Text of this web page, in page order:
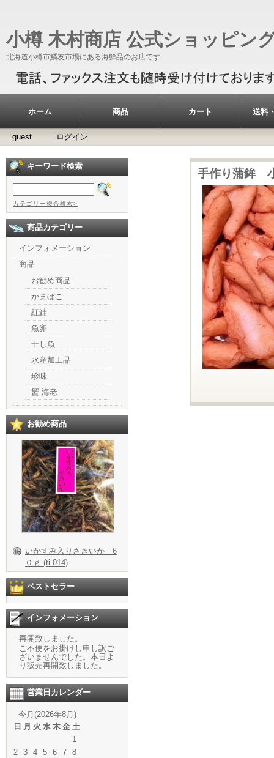
小樽 木村商店 公式ショッピン
北海道小樽市鱗友市場にある海鮮品のお店です
ホーム 商品 カート 送料
guest ログイン
手作り蒲鉾
キーワード検索
カテゴリー複合検索>
商品カテゴリー
インフォメーション
商品
お勧め商品
かまぼこ
紅鮭
魚卵
干し魚
水産加工品
珍味
蟹 海老
お勧め商品
いかすみ入りさきいか 6
０ｇ (ti-014)
ベストセラー
インフォメーション
再開致しました。
ご不便をお掛けし申し訳ご
ざいませんでした。本日よ
り販売再開致しました。
営業日カレンダー
今月(2026年8月)
日 月 火 水 木 金 土
1
2 3 4 5 6 7 8